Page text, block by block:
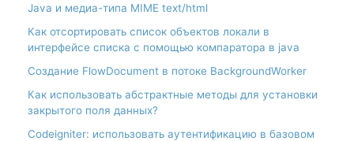
Java и медиа-типа MIME text/html
Как отсортировать список объектов локали в
интерфейсе списка с помощью компаратора в java
Создание FlowDocument в потоке BackgroundWorker
Как использовать абстрактные методы для установки
закрытого поля данных?
Codeigniter: использовать аутентификацию в базовом